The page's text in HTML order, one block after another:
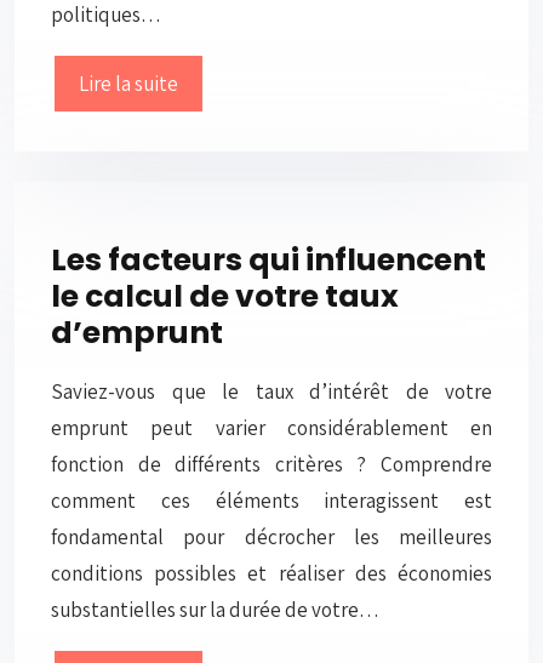
politiques…
Lire la suite
Les facteurs qui influencent
le calcul de votre taux
d’emprunt
Saviez-vous que le taux d’intérêt de votre
emprunt peut varier considérablement en
fonction de différents critères ? Comprendre
comment ces éléments interagissent est
fondamental pour décrocher les meilleures
conditions possibles et réaliser des économies
substantielles sur la durée de votre…